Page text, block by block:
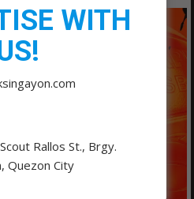
WITH
Rallos St., Brgy.
Quezon City